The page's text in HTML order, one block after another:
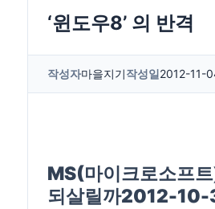
‘윈도우8’ 의 반격
작성자마을지기작성일2012-11-
MS(마이크로소프
되살릴까2012-10-